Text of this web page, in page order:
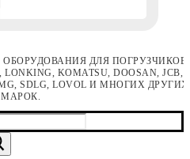
ДЛЯ ПОГРУЗЧИКОВ
KOMATSU, DOOSAN, JCB,
SDLG, LOVOL И МНОГИХ ДРУГИХ
МАРОК.